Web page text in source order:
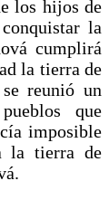
los hijos de
la
cumplirá
la tierra de
se reunió un
que
imposible
la tierra de